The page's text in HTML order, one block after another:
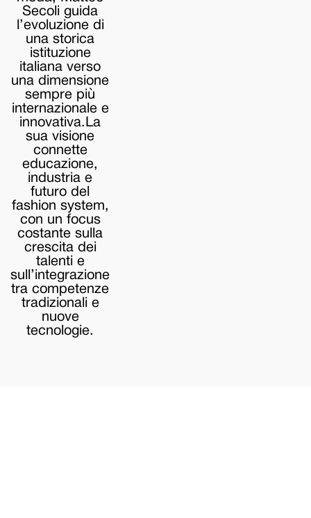
Secoli guida
l’evoluzione di
una storica
istituzione
italiana verso
una dimensione
sempre più
internazionale e
innovativa.La
sua visione
connette
educazione,
industria e
futuro del
fashion system,
con un focus
costante sulla
crescita dei
talenti e
sull’integrazione
tra competenze
tradizionali e
nuove
tecnologie.